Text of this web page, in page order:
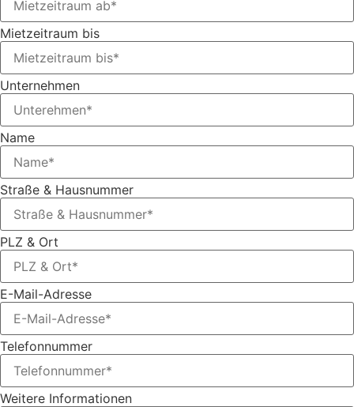
Mietzeitraum bis
Unternehmen
Name
Straße & Hausnummer
PLZ & Ort
E-Mail-Adresse
Telefonnummer
Weitere Informationen